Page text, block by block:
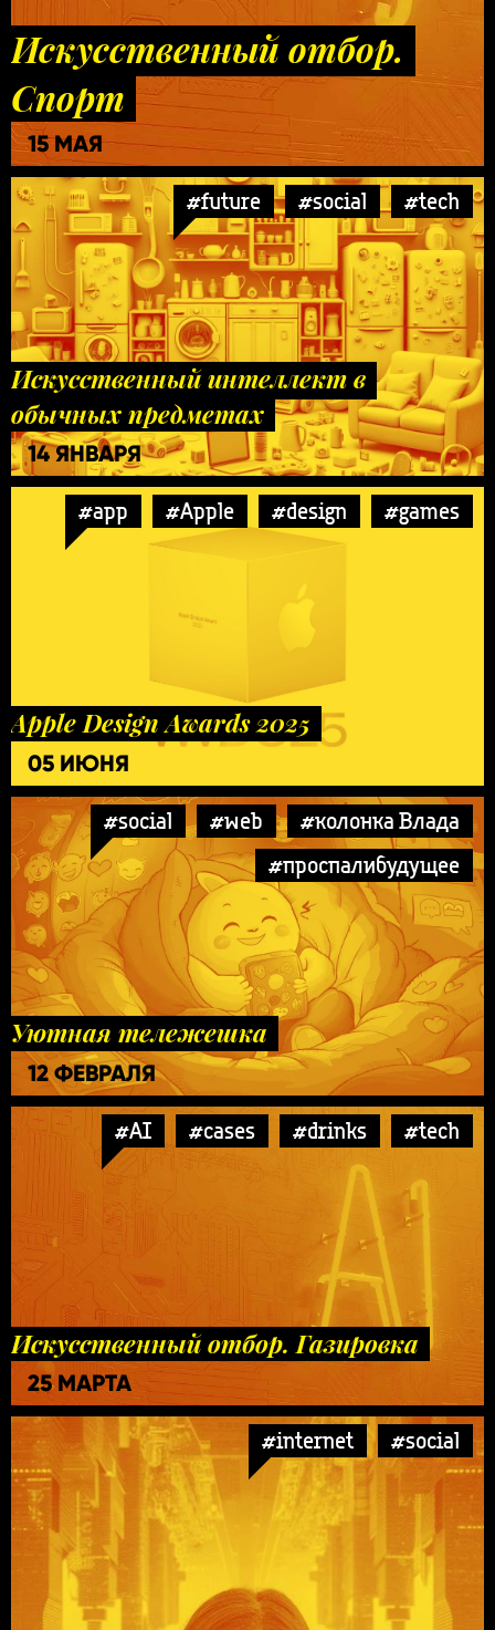
Искусственный отбор.
Спорт
15 МАЯ
#future #social #tech
Искусственный интеллект в
обычных предметах
14 ЯНВАРЯ
#app #Apple #design #games
Apple Design Awards 2025
05 ИЮНЯ
#social #web
#колонка Влада
#проспалибудущее
Уютная тележешка
12 ФЕВРАЛЯ
#AI #cases #drinks #tech
Искусственный отбор. Газировка
25 МАРТА
#internet #social